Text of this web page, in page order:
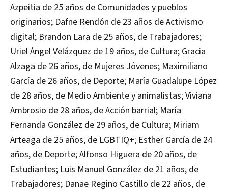
Azpeitia de 25 años de Comunidades y pueblos
originarios; Dafne Rendón de 23 años de Activismo
digital; Brandon Lara de 25 años, de Trabajadores;
Uriel Ángel Velázquez de 19 años, de Cultura; Gracia
Alzaga de 26 años, de Mujeres Jóvenes; Maximiliano
García de 26 años, de Deporte; María Guadalupe López
de 28 años, de Medio Ambiente y animalistas; Viviana
Ambrosio de 28 años, de Acción barrial; María
Fernanda González de 29 años, de Cultura; Miriam
Arteaga de 25 años, de LGBTIQ+; Esther García de 24
años, de Deporte; Alfonso Higuera de 20 años, de
Estudiantes; Luis Manuel González de 21 años, de
Trabajadores; Danae Regino Castillo de 22 años, de